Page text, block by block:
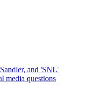
and 'SNL'
media questions